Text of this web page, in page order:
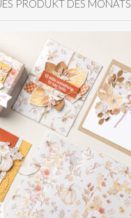
PRODUKT DES MONATS